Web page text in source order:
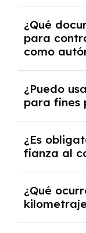
opciones
listas en 3-4
tardar algo
Contacta
actualizada.
¿Qué
para
como
autónomo y
IVA
con las
agilizar el
¿Puedo
para fines
¿Es
fianza al
cuotas
según tu
una fianza
¿Qué